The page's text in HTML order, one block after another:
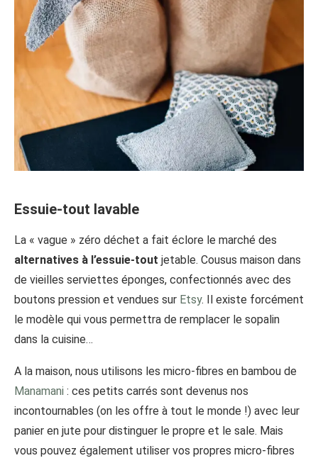
Essuie-tout lavable
La « vague » zéro déchet a fait éclore le marché des
alternatives à l’essuie-tout jetable. Cousus maison dans
de vieilles serviettes éponges, confectionnés avec des
boutons pression et vendues sur Etsy. Il existe forcément
le modèle qui vous permettra de remplacer le sopalin
dans la cuisine…
A la maison, nous utilisons les micro-fibres en bambou de
Manamani : ces petits carrés sont devenus nos
incontournables (on les offre à tout le monde !) avec leur
panier en jute pour distinguer le propre et le sale. Mais
vous pouvez également utiliser vos propres micro-fibres